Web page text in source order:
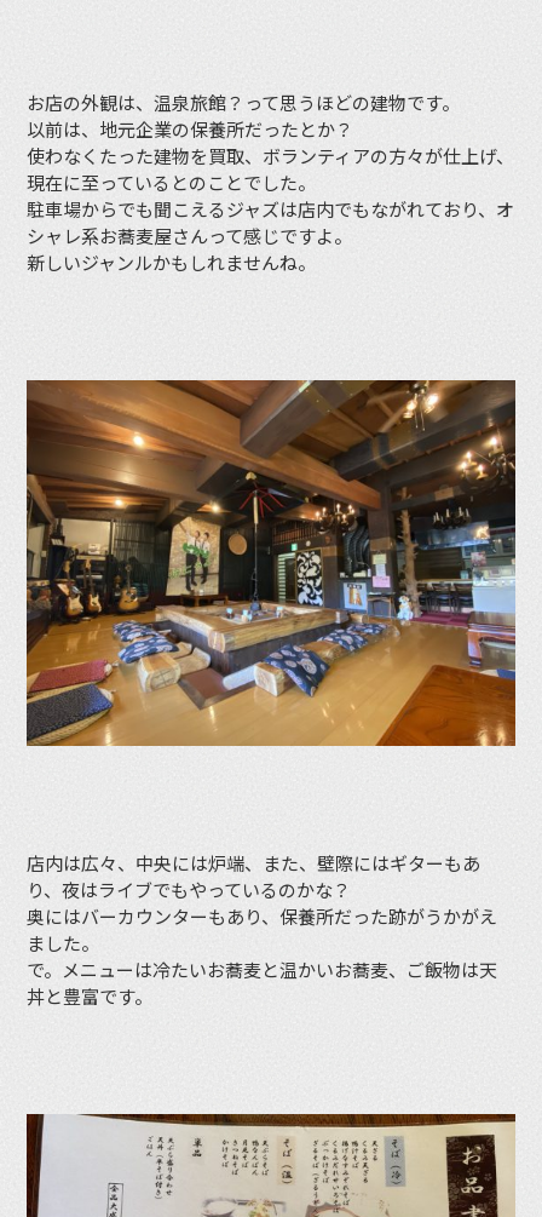
お店の外観は、温泉旅館？って思うほどの建物です。
以前は、地元企業の保養所だったとか？
使わなくたった建物を買取、ボランティアの方々が仕上げ、
現在に至っているとのことでした。
駐車場からでも聞こえるジャズは店内でもながれており、オ
シャレ系お蕎麦屋さんって感じですよ。
新しいジャンルかもしれませんね。
店内は広々、中央には炉端、また、壁際にはギターもあ
り、夜はライブでもやっているのかな？
奥にはバーカウンターもあり、保養所だった跡がうかがえ
ました。
で。メニューは冷たいお蕎麦と温かいお蕎麦、ご飯物は天
丼と豊富です。